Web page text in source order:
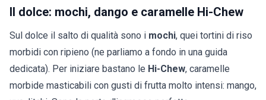
Il dolce: mochi, dango e caramelle Hi-Chew
Sul dolce il salto di qualità sono i mochi, quei tortini di riso
morbidi con ripieno (ne parliamo a fondo in una guida
dedicata). Per iniziare bastano le Hi-Chew, caramelle
morbide masticabili con gusti di frutta molto intensi: mango,